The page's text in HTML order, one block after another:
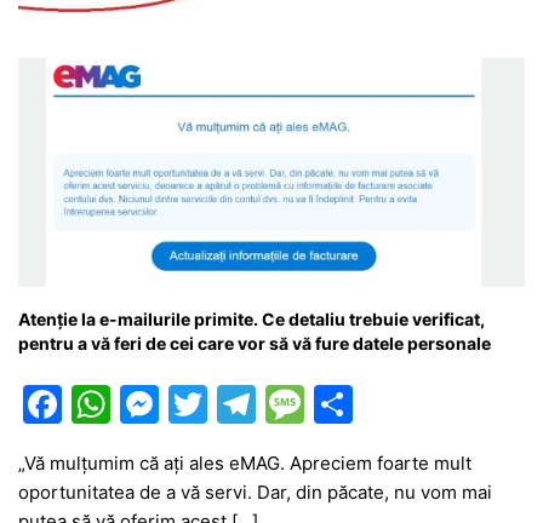
Atenție la e-mailurile primite. Ce detaliu trebuie verificat,
pentru a vă feri de cei care vor să vă fure datele personale
F
c
W
h
at
M
e
s
T
itt
T
e
M
s
ar
ta
„Vă mulțumim că ați ales eMAG. Apreciem foarte mult
oportunitatea de a vă servi. Dar, din păcate, nu vom mai